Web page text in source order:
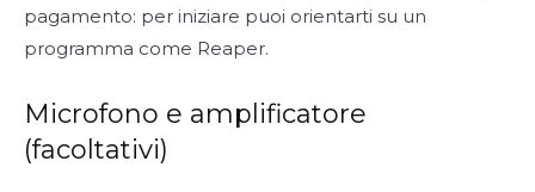
pagamento: per iniziare puoi orientarti su un
programma come Reaper.
Microfono e amplificatore
(facoltativi)